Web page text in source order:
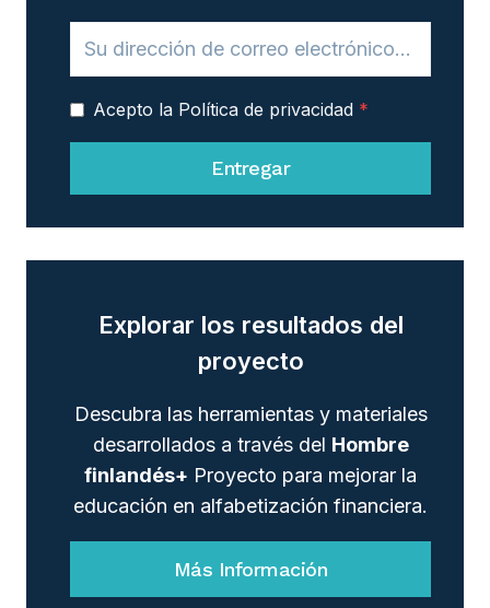
Acepto la Política de privacidad *
Entregar
Explorar los resultados del
proyecto
Descubra las herramientas y materiales
desarrollados a través del Hombre
finlandés+ Proyecto para mejorar la
educación en alfabetización financiera.
Más Información